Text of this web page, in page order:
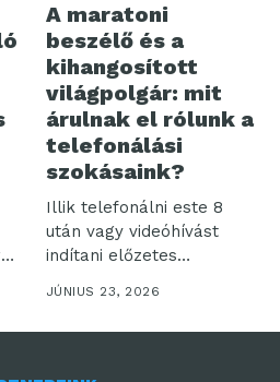
A maratoni
beszélő és a
kihangosított
világpolgár: mit
árulnak el rólunk a
telefonálási
szokásaink?
Illik telefonálni este 8
után vagy videóhívást
indítani előzetes
bejelentés nélkül? Bár...
JÚNIUS 23, 2026